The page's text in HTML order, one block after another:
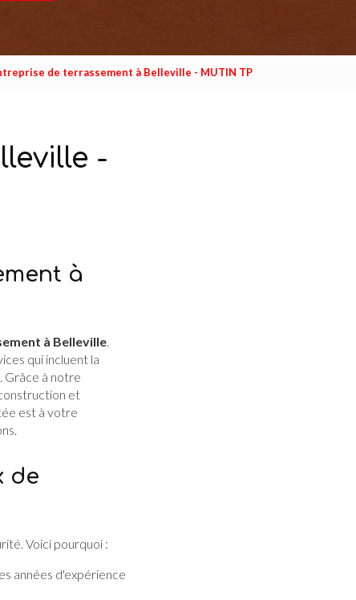
de terrassement à Belleville - MUTIN TP
-
à
à Belleville.
qui incluent la
. Grâce à notre
et
est à votre
de
Voici pourquoi :
années d'expérience